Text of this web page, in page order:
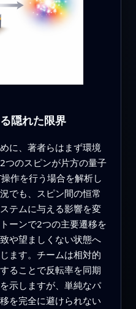
隠れた限界
に、著者らはまず環境
つのスピンが片方の量子
作を行う場合を解析し
でも、スピン間の恒常
テムに与える影響を変
ーンで2つの主要遷移を
や望ましくない状態へ
ます。チームは相対的
ることで反転率を同期
示しますが、単純なパ
を完全に避けられない